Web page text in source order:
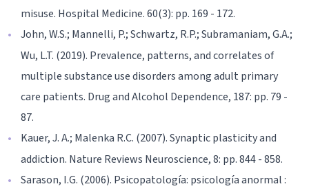
misuse. Hospital Medicine. 60(3): pp. 169 - 172.
John, W.S.; Mannelli, P.; Schwartz, R.P.; Subramaniam, G.A.;
Wu, L.T. (2019). Prevalence, patterns, and correlates of
multiple substance use disorders among adult primary
care patients. Drug and Alcohol Dependence, 187: pp. 79 -
87.
Kauer, J. A.; Malenka R.C. (2007). Synaptic plasticity and
addiction. Nature Reviews Neuroscience, 8: pp. 844 - 858.
Sarason, I.G. (2006). Psicopatología: psicología anormal :